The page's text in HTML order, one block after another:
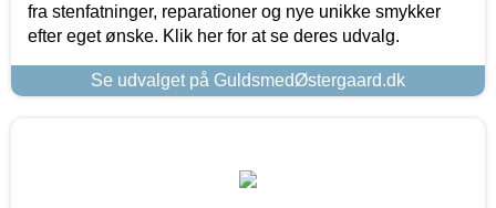
fra stenfatninger, reparationer og nye unikke smykker
efter eget ønske. Klik her for at se deres udvalg.
Se udvalget på GuldsmedØstergaard.dk